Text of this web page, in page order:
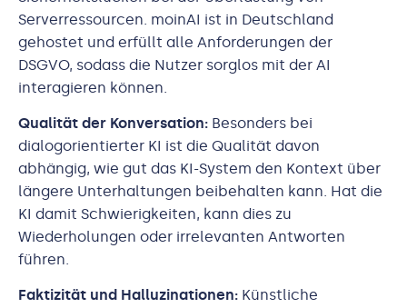
Serverressourcen. moinAI ist in Deutschland
gehostet und erfüllt alle Anforderungen der
DSGVO, sodass die Nutzer sorglos mit der AI
interagieren können.
Qualität der Konversation: Besonders bei
dialogorientierter KI ist die Qualität davon
abhängig, wie gut das KI-System den Kontext über
längere Unterhaltungen beibehalten kann. Hat die
KI damit Schwierigkeiten, kann dies zu
Wiederholungen oder irrelevanten Antworten
führen.
Faktizität und Halluzinationen: Künstliche